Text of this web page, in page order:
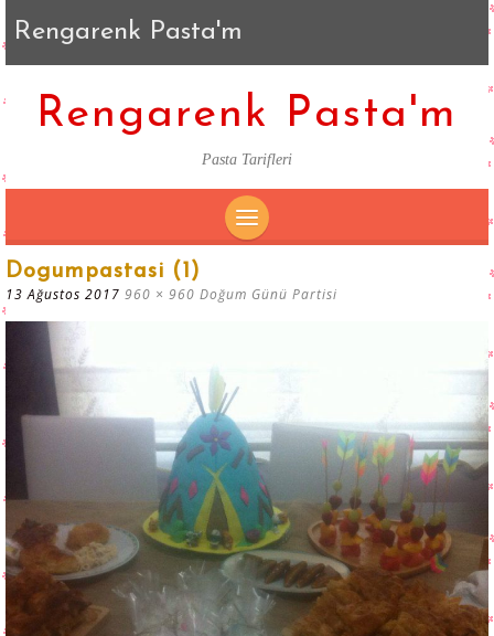
Rengarenk Pasta'm
Rengarenk Pasta'm
Pasta Tarifleri
TO
Dogumpastasi (1)
13 Ağustos 2017 960 × 960 Doğum Günü Partisi